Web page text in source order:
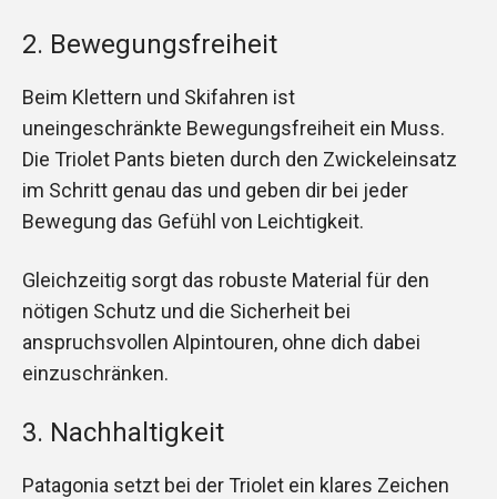
2. Bewegungsfreiheit
Beim Klettern und Skifahren ist
uneingeschränkte Bewegungsfreiheit ein Muss.
Die Triolet Pants bieten durch den Zwickeleinsatz
im Schritt genau das und geben dir bei jeder
Bewegung das Gefühl von Leichtigkeit.
Gleichzeitig sorgt das robuste Material für den
nötigen Schutz und die Sicherheit bei
anspruchsvollen Alpintouren, ohne dich dabei
einzuschränken.
3. Nachhaltigkeit
Patagonia setzt bei der Triolet ein klares Zeichen